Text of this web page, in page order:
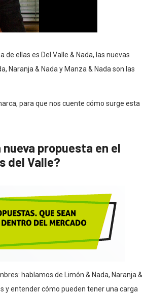
ellas es Del Valle & Nada, las nuevas
Naranja & Nada y Manza & Nada son las
para que nos cuente cómo surge esta
propuesta en el
del Valle?
hablamos de Limón & Nada, Naranja &
y entender cómo pueden tener una carga